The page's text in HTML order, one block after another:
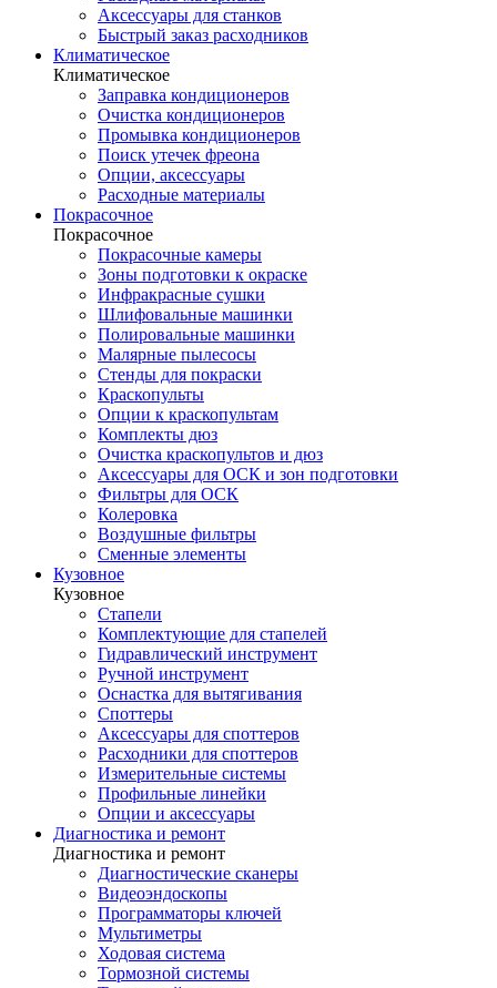
Аксессуары для станков
Быстрый заказ расходников
Климатическое
Климатическое
Заправка кондиционеров
Очистка кондиционеров
Промывка кондиционеров
Поиск утечек фреона
Опции, аксессуары
Расходные материалы
Покрасочное
Покрасочное
Покрасочные камеры
Зоны подготовки к окраске
Инфракрасные сушки
Шлифовальные машинки
Полировальные машинки
Малярные пылесосы
Стенды для покраски
Краскопульты
Опции к краскопультам
Комплекты дюз
Очистка краскопультов и дюз
Аксессуары для ОСК и зон подготовки
Фильтры для ОСК
Колеровка
Воздушные фильтры
Сменные элементы
Кузовное
Кузовное
Стапели
Комплектующие для стапелей
Гидравлический инструмент
Ручной инструмент
Оснастка для вытягивания
Споттеры
Аксессуары для споттеров
Расходники для споттеров
Измерительные системы
Профильные линейки
Опции и аксессуары
Диагностика и ремонт
Диагностика и ремонт
Диагностические сканеры
Видеоэндоскопы
Программаторы ключей
Мультиметры
Ходовая система
Тормозной системы